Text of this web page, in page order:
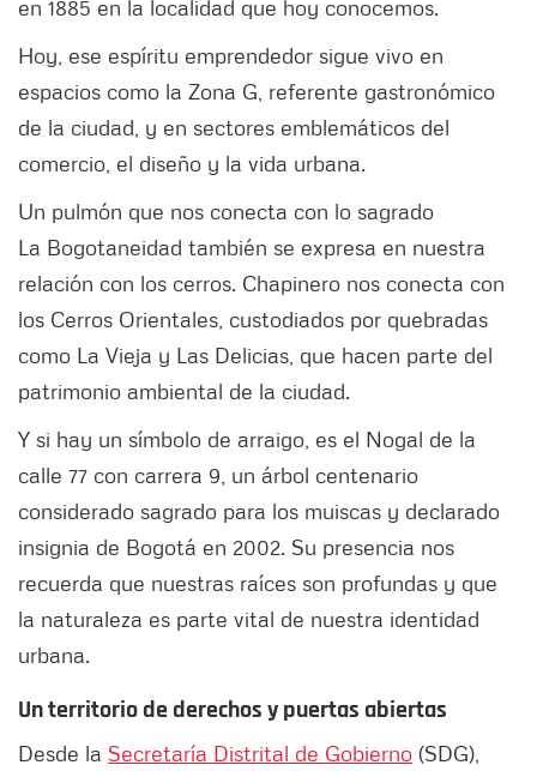
en 1885 en la localidad que hoy conocemos.
Hoy, ese espíritu emprendedor sigue vivo en
espacios como la Zona G, referente gastronómico
de la ciudad, y en sectores emblemáticos del
comercio, el diseño y la vida urbana.
Un pulmón que nos conecta con lo sagrado
La Bogotaneidad también se expresa en nuestra
relación con los cerros. Chapinero nos conecta con
los Cerros Orientales, custodiados por quebradas
como La Vieja y Las Delicias, que hacen parte del
patrimonio ambiental de la ciudad.
Y si hay un símbolo de arraigo, es el Nogal de la
calle 77 con carrera 9, un árbol centenario
considerado sagrado para los muiscas y declarado
insignia de Bogotá en 2002. Su presencia nos
recuerda que nuestras raíces son profundas y que
la naturaleza es parte vital de nuestra identidad
urbana.
Un territorio de derechos y puertas abiertas
Desde la Secretaría Distrital de Gobierno (SDG),